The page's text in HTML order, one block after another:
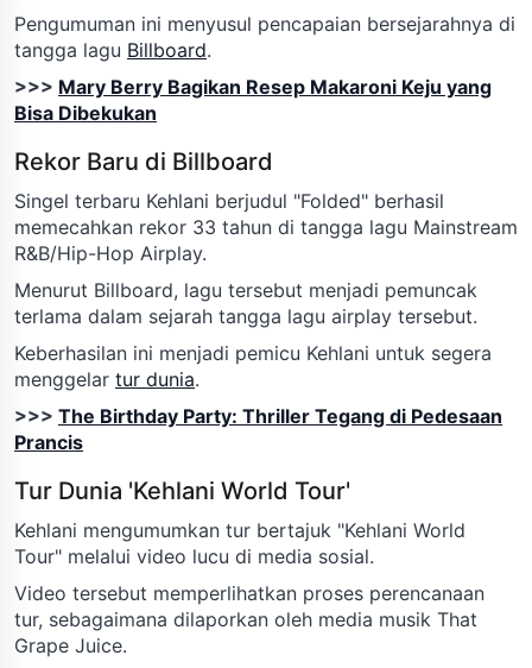
Pengumuman ini menyusul pencapaian bersejarahnya di
tangga lagu Billboard.
>>> Mary Berry Bagikan Resep Makaroni Keju yang
Bisa Dibekukan
Rekor Baru di Billboard
Singel terbaru Kehlani berjudul "Folded" berhasil
memecahkan rekor 33 tahun di tangga lagu Mainstream
R&B/Hip-Hop Airplay.
Menurut Billboard, lagu tersebut menjadi pemuncak
terlama dalam sejarah tangga lagu airplay tersebut.
Keberhasilan ini menjadi pemicu Kehlani untuk segera
menggelar tur dunia.
>>> The Birthday Party: Thriller Tegang di Pedesaan
Prancis
Tur Dunia 'Kehlani World Tour'
Kehlani mengumumkan tur bertajuk "Kehlani World
Tour" melalui video lucu di media sosial.
Video tersebut memperlihatkan proses perencanaan
tur, sebagaimana dilaporkan oleh media musik That
Grape Juice.